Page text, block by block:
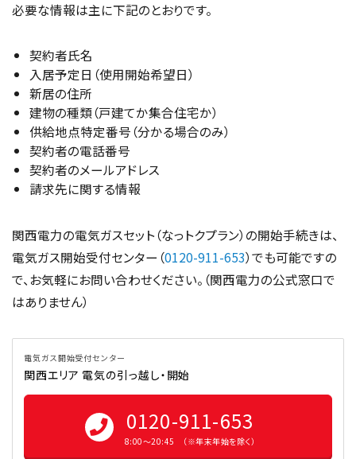
必要な情報は主に下記のとおりです。
契約者氏名
入居予定日（使用開始希望日）
新居の住所
建物の種類（戸建てか集合住宅か）
供給地点特定番号（分かる場合のみ）
契約者の電話番号
契約者のメールアドレス
請求先に関する情報
関西電力の電気ガスセット（なっトクプラン）の開始手続きは、
電気ガス開始受付センター（0120-911-653）でも可能ですの
で、お気軽にお問い合わせください。（関西電力の公式窓口で
はありません）
電気ガス開始受付センター
関西エリア 電気の引っ越し・開始
0120-911-653
8:00〜20:45 （※年末年始を除く）